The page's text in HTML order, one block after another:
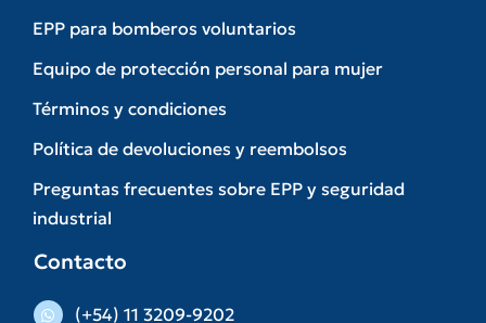
EPP para bomberos voluntarios
Equipo de protección personal para mujer
Términos y condiciones
Política de devoluciones y reembolsos
Preguntas frecuentes sobre EPP y seguridad
industrial
Contacto
(+54) 11 3209-9202